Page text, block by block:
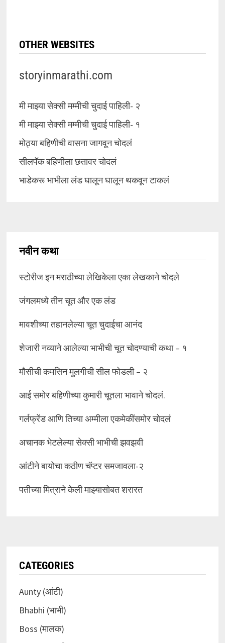
OTHER WEBSITES
storyinmarathi.com
मी माझ्या सेक्सी मम्मीची चुदाई पाहिली- २
मी माझ्या सेक्सी मम्मीची चुदाई पाहिली- १
मोठ्या बहिणीची वासना जागवून चोदलं
सीलपॅक बहिणीला छतावर चोदलं
भाडेकरू भाभीला लंड घालून घालून थकवून टाकलं
नवीन कथा
स्टोरीज इन मराठीच्या लेखिकेला एका लेखकाने चोदले
जंगलमध्ये तीन चूत और एक लंड
मावशीच्या तहानलेल्या चूत चुदाईचा आनंद
शेजारी नव्याने आलेल्या भाभीची चूत चोदण्याची कथा – १
मौसीची कमसिन मुलगीची सील फोडली – २
आई समोर बहिणीच्या कुमारी चूतला भावाने चोदलं.
गर्लफ्रेंड आणि तिच्या अम्मीला एकमेकींसमोर चोदलं
अचानक भेटलेल्या सेक्सी भाभीची झवझवी
आंटीने बायोचा कठीण चॅप्टर समजावला-२
पतीच्या मित्राने केली माझ्यासोबत शरारत
CATEGORIES
Aunty (आंटी)
Bhabhi (भाभी)
Boss (मालक)